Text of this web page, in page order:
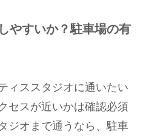
やすいか？駐車場の有
ィススタジオに通いたい
セスが近いかは確認必須
ジオまで通うなら、駐車